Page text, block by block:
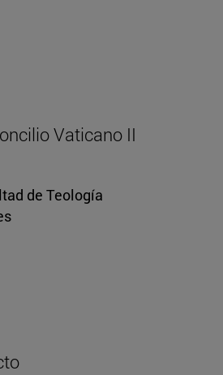
Vaticano II
de Teología